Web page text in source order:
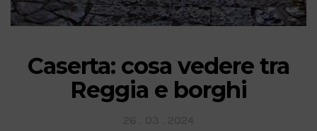
Caserta: cosa vedere tra
Reggia e borghi